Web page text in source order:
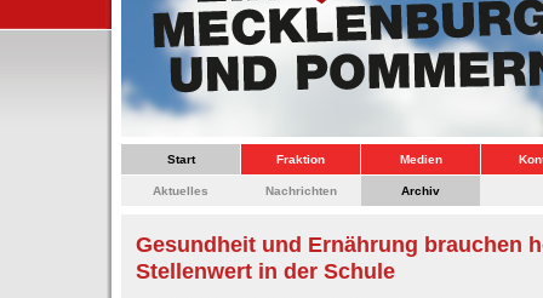
Start Fraktion Medien
Aktuelles Nachrichten Archiv
Gesundheit und Ernährung brauchen
Stellenwert in der Schule